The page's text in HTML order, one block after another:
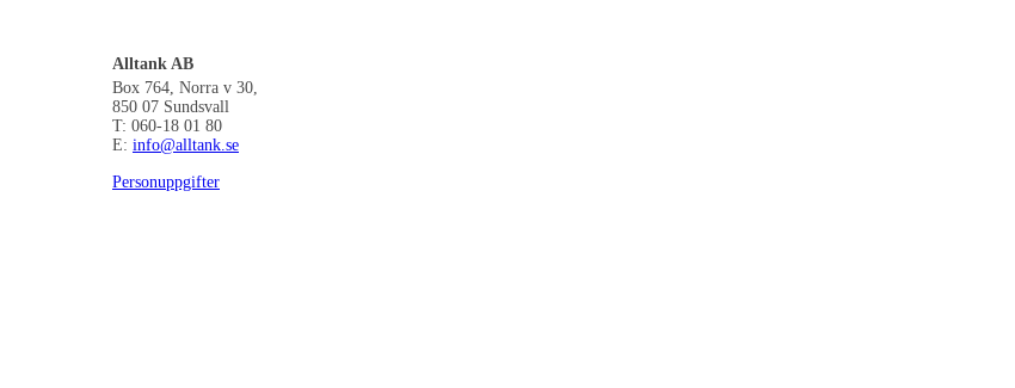
Alltank AB
Box 764, Norra v 30,
850 07 Sundsvall
T: 060-18 01 80
E: info@alltank.se
Personuppgifter